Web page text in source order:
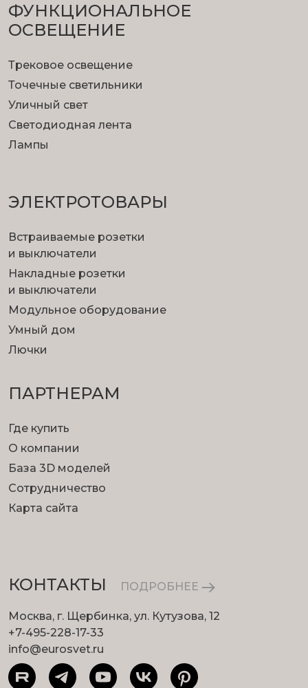
ФУНКЦИОНА­ЛЬНОЕ
ОСВЕЩЕНИЕ
Трековое освещение
Точечные светильники
Уличный свет
Светодиодная лента
Лампы
ЭЛЕКТРОТОВАРЫ
Встраиваемые розетки
и выключатели
Накладные розетки
и выключатели
Модульное оборудование
Умный дом
Лючки
ПАРТНЕРАМ
Где купить
О компании
База 3D моделей
Сотрудничество
Карта сайта
КОНТАКТЫ ПОДРОБНЕЕ
Москва, г. Щербинка, ул. Кутузова, 12
+7-495-228-17-33
info@eurosvet.ru